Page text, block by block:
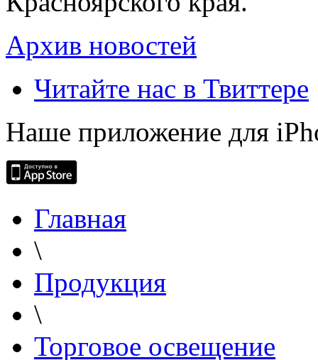
Архив новостей
Читайте нас в Твиттере
Наше приложение для
Главная
\
Продукция
\
Торговое освещение